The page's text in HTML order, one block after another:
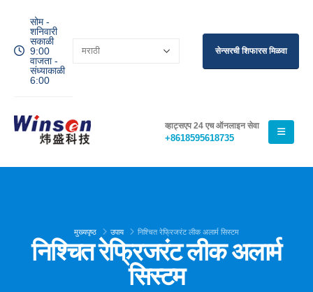
सोम -
शनिवारी
सकाळी
9:00
वाजता -
संध्याकाळी
6:00
सेन्सरची शिफारस मिळवा
व्हाट्सएप 24 एच ऑनलाइन सेवा
+8618595618735
मुख्यपृष्ठ उपाय निश्चित रेफ्रिजरंट लीक अलार्म सिस्टम
निश्चित रेफ्रिजरंट लीक अलार्म
सिस्टम